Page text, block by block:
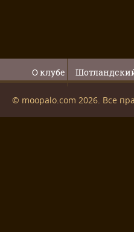
О клубе
© moopalo.com 2026. Все